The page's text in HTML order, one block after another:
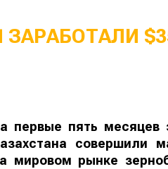
первые пять месяцев
совершили
мировом рынке